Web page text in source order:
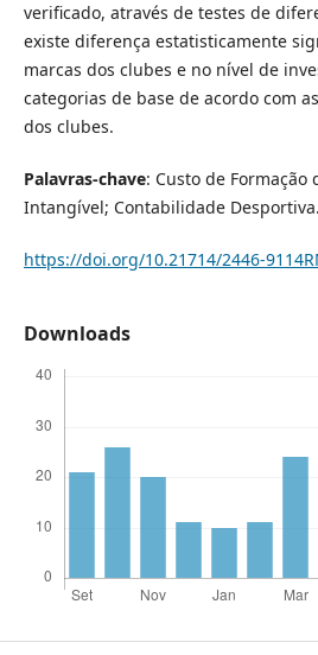
verificado, através de testes de
existe diferença estatisticamente
marcas dos clubes e no nível de
categorias de base de acordo com
dos clubes.
Palavras-chave: Custo de Formação
Intangível; Contabilidade Desportiva.
https://doi.org/10.21714/2446-
Downloads